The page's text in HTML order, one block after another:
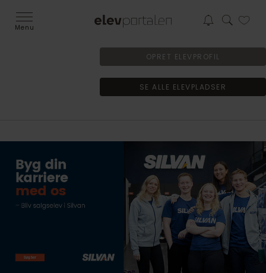
Menu
OPRET ELEVPROFIL
SE ALLE ELEVPLADSER